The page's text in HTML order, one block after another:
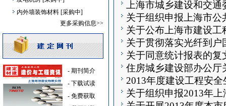
内外墙装饰材料 [采购中]
[采购中]
仿古砖 [采购中]
室内给排水 [采购中]
消防泵 [采购中]
阀门 [采购中]
仪器仪表 [采购中]
高级地砖 [采购中]
更多采购信息>>
- 期刊简介
- 下载试读
- 免费获取
上海市城乡建设和交
统计局上海调查总队关
关于组织申报上海市
知
关于公布上海市建设
录的通知
关于贯彻落实光纤到户
关于同意统计报表的复
住房城乡建设部办公厅
有关管理工作的通知
2013年度建设工程安
作计划
关于组织申报2013年